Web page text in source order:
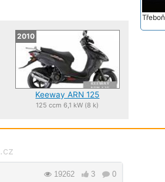
2010
Keeway ARN 125
125 ccm 6,1 kW (8 k)
Třeboň
.cz
19262 3 0